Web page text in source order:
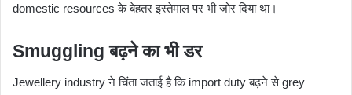
domestic resources के बेहतर इस्तेमाल पर भी जोर दिया था।
Smuggling बढ़ने का भी डर
Jewellery industry ने चिंता जताई है कि import duty बढ़ने से grey